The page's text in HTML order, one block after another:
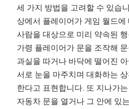
세 가지 방법을 고려할 수 있습
상에서 플레이어가 게임 월드
사람을 대상으로 미리 약속된
가령 플레이어가 문을 조작해
과실을 따거나 바닥에 떨어진
서로 눈을 마주치며 대화하는
한다고 표현합니다. 또 지나가
자동차 문을 열거나 그 안에 있